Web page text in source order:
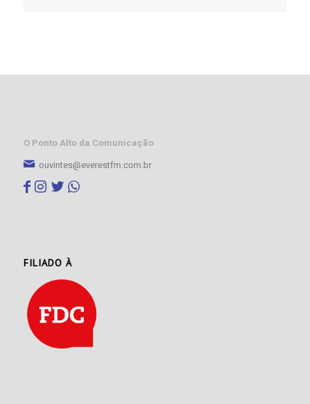
O Ponto Alto da Comunicação
ouvintes@everestfm.com.br
FILIADO À